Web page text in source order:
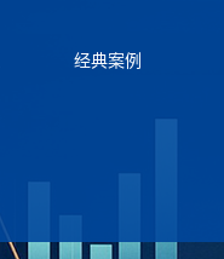
经典案例